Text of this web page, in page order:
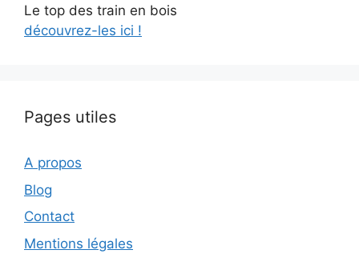
Le top des train en bois
découvrez-les ici !
Pages utiles
A propos
Blog
Contact
Mentions légales